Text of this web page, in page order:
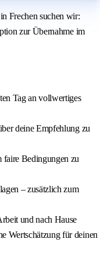
Frechen suchen wir:
zur Übernahme im
Tag an vollwertiges
deine Empfehlung zu
Bedingungen zu
– zusätzlich zum
und nach Hause
Wertschätzung für deinen